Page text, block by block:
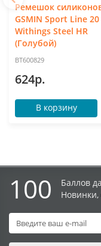
Ремешок
GSMIN Sport Line
Withings Steel HR
(Голубой)
BT600829
624р.
В корзину
100
Баллов
Новинки,